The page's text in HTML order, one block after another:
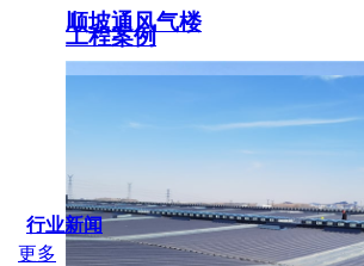
顺坡通风气楼
工程案例
行业新闻
更多